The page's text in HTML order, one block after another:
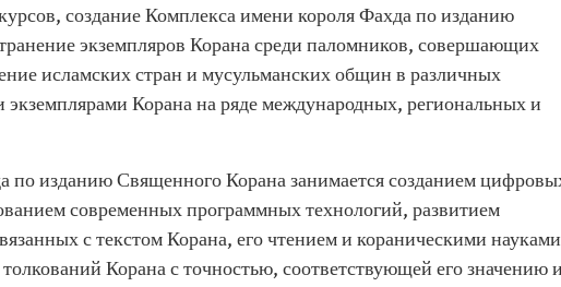
создание Комплекса имени короля Фахда по изданию
экземпляров Корана среди паломников, совершающих
исламских стран и мусульманских общин в различных
экземплярами Корана на ряде международных, региональных и
по изданию Священного Корана занимается созданием
современных программных технологий, развитием
с текстом Корана, его чтением и кораническими
Корана с точностью, соответствующей его значению